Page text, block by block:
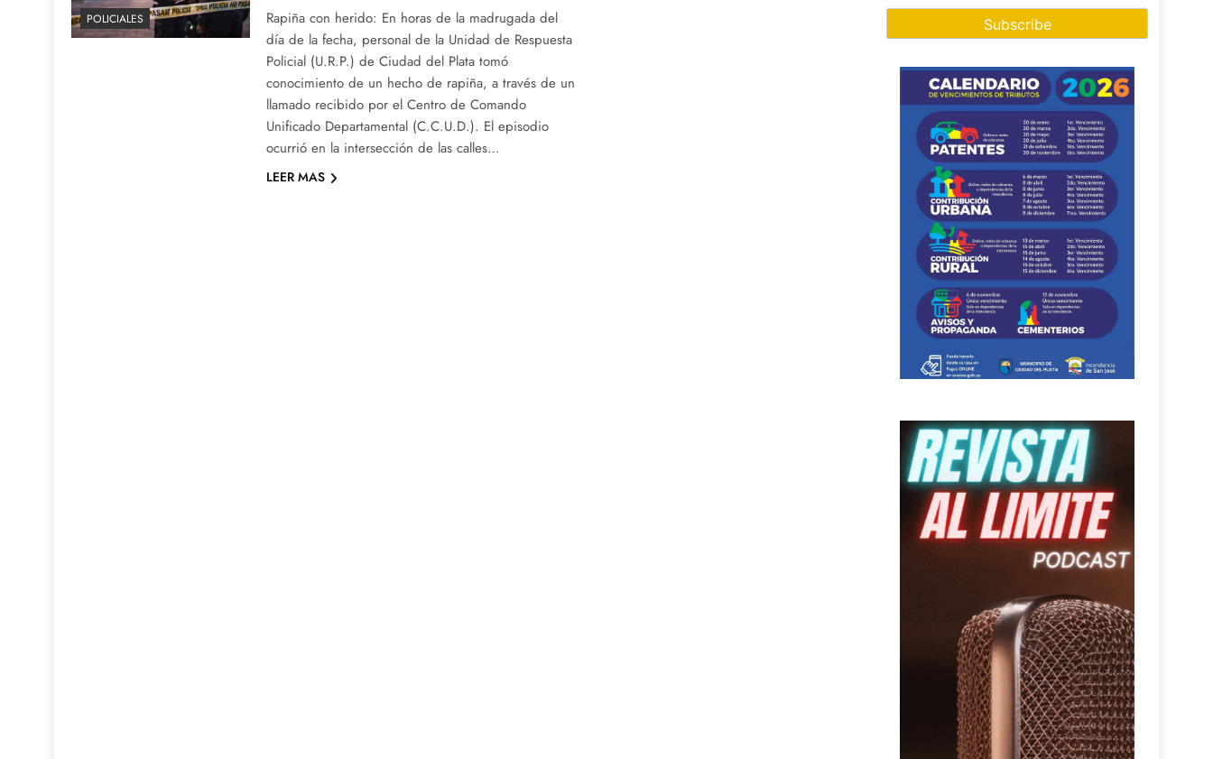
POLICIALES
Rapiña con herido: En horas de la madrugada del
día de la fecha, personal de la Unidad de Respuesta
Policial (U.R.P.) de Ciudad del Plata tomó
conocimiento de un hecho de rapiña, a través de un
llamado recibido por el Centro de Comando
Unificado Departamental (C.C.U.D.). El episodio
ocurrió en la intersección de las calles…
LEER MAS